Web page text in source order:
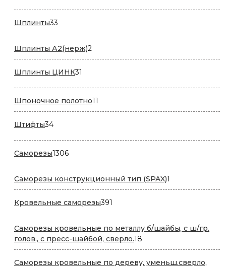
Шплинты33
Шплинты А2(нерж)2
товара
Шплинты ЦИНК31
Шпоночное полотно11
товаров
Штифты3434
Саморезы13061306
Саморезы конструкционный тип (SPAX)1
товар
Кровельные саморезы391
Саморезы кровельные по металлу б/шайбы, с ш/гр.
голов., с пресс-шайбой, сверло.18
товаров
Саморезы кровельные по дереву, уменьш.сверло,